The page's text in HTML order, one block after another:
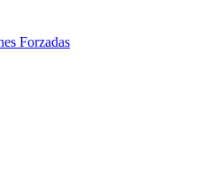
Forzadas